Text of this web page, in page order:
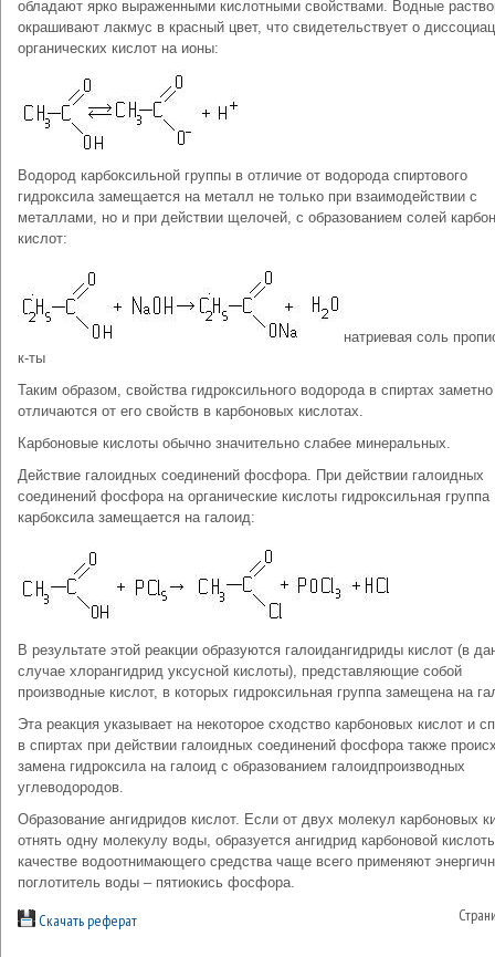
обладают ярко выраженными кислотными свойствами. Водные
окрашивают лакмус в красный цвет, что свидетельствует о
органических кислот на ионы:
Водород карбоксильной группы в отличие от водорода спиртового
гидроксила замещается на металл не только при взаимодействии с
металлами, но и при действии щелочей, с образованием солей
кислот:
натриевая соль
к-ты
Таким образом, свойства гидроксильного водорода в спиртах заметно
отличаются от его свойств в карбоновых кислотах.
Карбоновые кислоты обычно значительно слабее минеральных.
Действие галоидных соединений фосфора. При действии галоидных
соединений фосфора на органические кислоты гидроксильная группа
карбоксила замещается на галоид:
В результате этой реакции образуются галоидангидриды кислот (в
случае хлорангидрид уксусной кислоты), представляющие собой
производные кислот, в которых гидроксильная группа замещена на
Эта реакция указывает на некоторое сходство карбоновых кислот и
в спиртах при действии галоидных соединений фосфора также
замена гидроксила на галоид с образованием галоидпроизводных
углеводородов.
Образование ангидридов кислот. Если от двух молекул карбоновых
отнять одну молекулу воды, образуется ангидрид карбоновой
качестве водоотнимающего средства чаще всего применяют
поглотитель воды – пятиокись фосфора.
Скачать реферат